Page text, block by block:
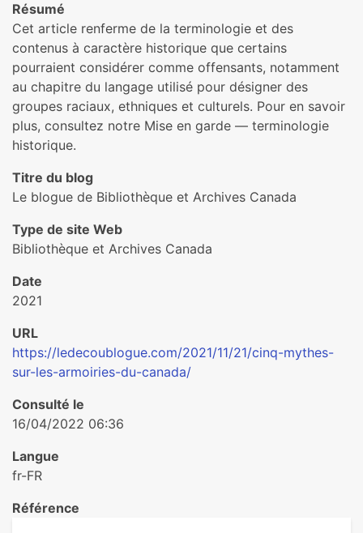
Résumé
Cet article renferme de la terminologie et des
contenus à caractère historique que certains
pourraient considérer comme offensants, notamment
au chapitre du langage utilisé pour désigner des
groupes raciaux, ethniques et culturels. Pour en savoir
plus, consultez notre Mise en garde — terminologie
historique.
Titre du blog
Le blogue de Bibliothèque et Archives Canada
Type de site Web
Bibliothèque et Archives Canada
Date
2021
URL
https://ledecoublogue.com/2021/11/21/cinq-mythes-
sur-les-armoiries-du-canada/
Consulté le
16/04/2022 06:36
Langue
fr-FR
Référence